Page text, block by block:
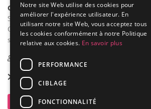
Château
Salle des fêtes : - || Le Château Grattequina
Garonne entre les vignobles du Médoc et
son ponton privé, son cadre naturel et sa vue ...
15-700
Forfait dès
Contacter
Notre site Web utilise des cookies pour
améliorer l'expérience utilisateur. En
utilisant notre site Web, vous acceptez tous
les cookies conformément à notre Politique
relative aux cookies. En savoir plus
PERFORMANCE
CIBLAGE
FONCTIONNALITÉ